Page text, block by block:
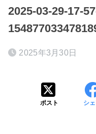
2025-03-29-17-
2025年3月30日
ポスト シ